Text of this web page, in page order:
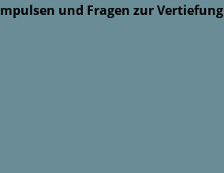
und Fragen zur Vertiefung